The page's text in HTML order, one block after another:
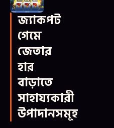
জ্যাকপট
গেমে
জেতার
হার
বাড়াতে
সাহায্যকারী
উপাদানসমূহ